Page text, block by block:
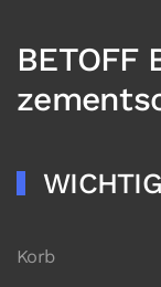
BETOFF
Korb